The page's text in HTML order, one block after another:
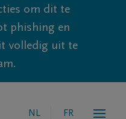
om dit te
phishing en
volledig uit te
NL FR